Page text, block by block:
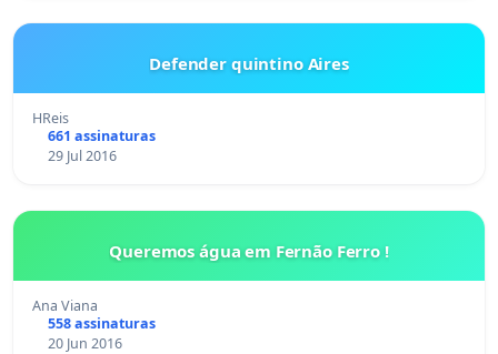
Defender quintino Aires
HReis
661 assinaturas
29 Jul 2016
Queremos água em Fernão Ferro !
Ana Viana
558 assinaturas
20 Jun 2016